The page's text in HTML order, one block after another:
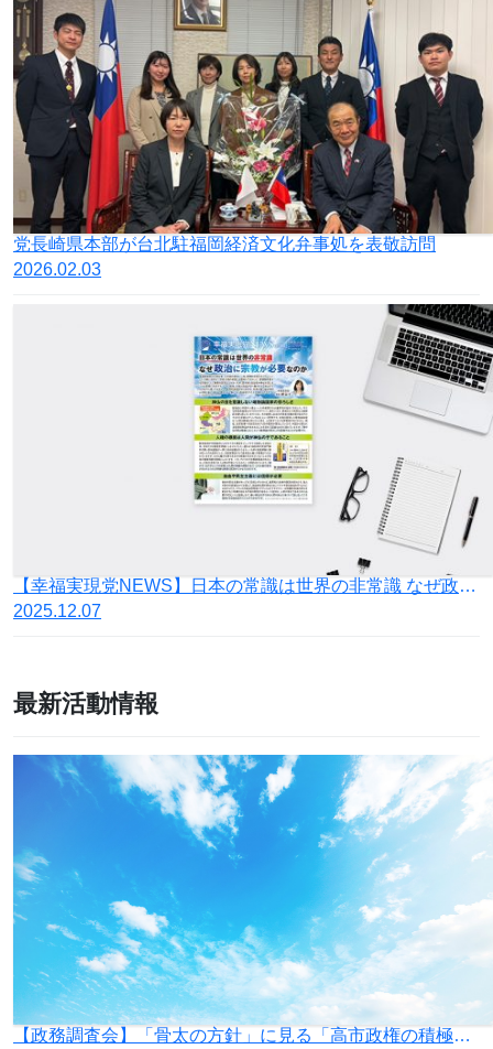
党長崎県本部が台北駐福岡経済文化弁事処を表敬訪問
2026.02.03
【幸福実現党NEWS】日本の常識は世界の非常識 なぜ政治に宗教が必要なのか
2025.12.07
最新活動情報
【政務調査会】「骨太の方針」に見る「高市政権の積極財政」の落とし穴